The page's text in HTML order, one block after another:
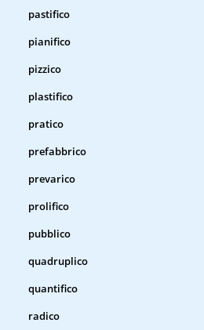
pastifico
pianifico
pizzico
plastifico
pratico
prefabbrico
prevarico
prolifico
pubblico
quadruplico
quantifico
radico